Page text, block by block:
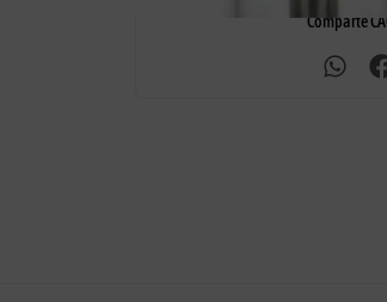
Comparte